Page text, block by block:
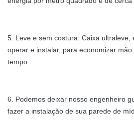
5. Leve e sem costura: Caixa ultraleve,
operar e instalar, para economizar
tempo.
6. Podemos deixar nosso engenheiro
fazer a instalação de sua parede de